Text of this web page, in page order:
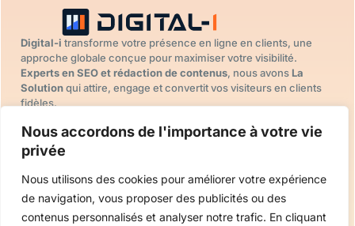
Nous accordons de l'importance à votre vie
privée
Nous utilisons des cookies pour améliorer votre expérience
de navigation, vous proposer des publicités ou des
contenus personnalisés et analyser notre trafic. En cliquant
Digital-i transforme votre présence en ligne en clients, une
approche globale conçue pour maximiser votre visibilité.
Experts en SEO et rédaction de contenus, nous avons La
Solutionqui attire, engage et convertit vos visiteurs en clients
fidèles.
Accueil
Nos projets
FAQ
Contactez
nous
DIGITALE
Référencement
SEO
Rédaction de
LinkedIn